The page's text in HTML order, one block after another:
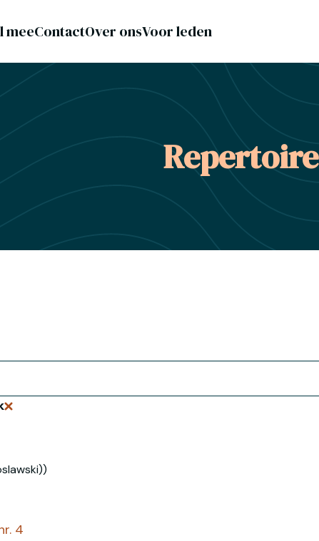
meeContactOver onsVoor leden
Repertoire
Verwijder zoekopdracht
4